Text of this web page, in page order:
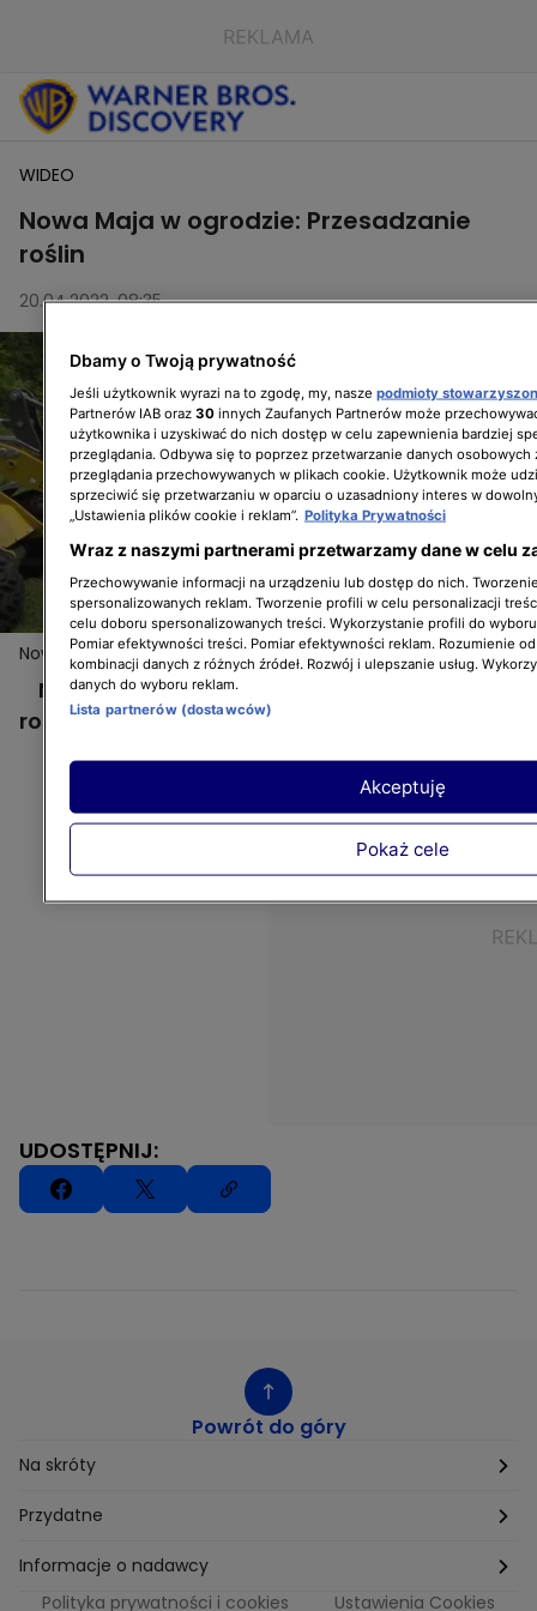
WIDEO
Nowa Maja w ogrodzie: Przesadzanie
roślin
20.04.2022, 08:35
Nowa Maja w ogrodzie: Przesadzanie roślin
Nowa Maja w ogrodzie: Przesadzanie
roślin
UDOSTĘPNIJ:
Powrót do góry
Na skróty
Etyka
Supplier Diversity
Przydatne
Biuro Prasowe
Informacje o nadawcy
Polityka prywatności i cookies Ustawienia Cookies
Dbamy o Twoją prywatność
Jeśli użytkownik wyrazi na to zgodę, my, nasze podmioty
Partnerów IAB oraz 30 innych Zaufanych Partnerów może
użytkownika i uzyskiwać do nich dostęp w celu zapewnienia bardziej
przeglądania. Odbywa się to poprzez przetwarzanie danych osobowych
przeglądania przechowywanych w plikach cookie. Użytkownik może
sprzeciwić się przetwarzaniu w oparciu o uzasadniony interes w
„Ustawienia plików cookie i reklam”. Polityka Prywatności
Wraz z naszymi partnerami przetwarzamy dane w celu
Przechowywanie informacji na urządzeniu lub dostęp do nich.
spersonalizowanych reklam. Tworzenie profili w celu personalizacji
celu doboru spersonalizowanych treści. Wykorzystanie profili do
Pomiar efektywności treści. Pomiar efektywności reklam. Rozumienie
kombinacji danych z różnych źródeł. Rozwój i ulepszanie usług.
danych do wyboru reklam.
Lista partnerów (dostawców)
Pokaż cele
Akceptuję